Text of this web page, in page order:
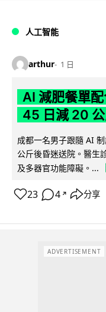
人工智能
arthur 1 日
AI 減肥餐單
45 日減 20
成都一名男子跟隨 AI
公斤後昏迷送院。醫生
及多器官功能障礙。...
23 4 ↗ 分享
ADVERTISEMENT